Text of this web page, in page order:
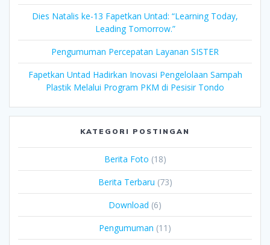
Dies Natalis ke-13 Fapetkan Untad: “Learning Today,
Leading Tomorrow.”
Pengumuman Percepatan Layanan SISTER
Fapetkan Untad Hadirkan Inovasi Pengelolaan Sampah
Plastik Melalui Program PKM di Pesisir Tondo
KATEGORI POSTINGAN
Berita Foto (18)
Berita Terbaru (73)
Download (6)
Pengumuman (11)